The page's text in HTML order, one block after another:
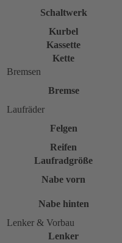
Schaltwerk
Kurbel
Kassette
Kette
Bremsen
Bremse
Laufräder
Felgen
Reifen
Laufradgröße
Nabe vorn
Nabe hinten
Lenker & Vorbau
Lenker